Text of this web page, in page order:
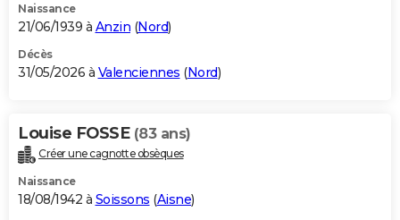
Naissance
21/06/1939 à Anzin (Nord)
Décès
31/05/2026 à Valenciennes (Nord)
Louise FOSSE (83 ans)
Créer une cagnotte obsèques
Naissance
18/08/1942 à Soissons (Aisne)